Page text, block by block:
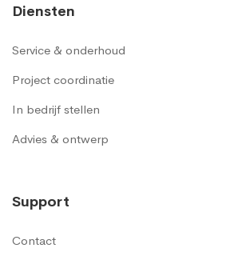
Diensten
Service & onderhoud
Project coordinatie
In bedrijf stellen
Advies & ontwerp
Support
Contact